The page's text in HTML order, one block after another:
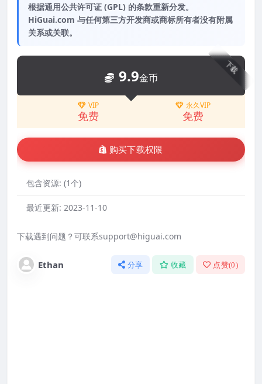
根据通用公共许可证 (GPL) 的条款重新分发。
HiGuai.com 与任何第三方开发商或商标所有者没有附属
关系或关联。
下载
9.9金币
VIP
免费
永久VIP
免费
购买下载权限
包含资源: (1个)
最近更新: 2023-11-10
下载遇到问题？可联系support@higuai.com
Ethan 分享 收藏 点赞(0)